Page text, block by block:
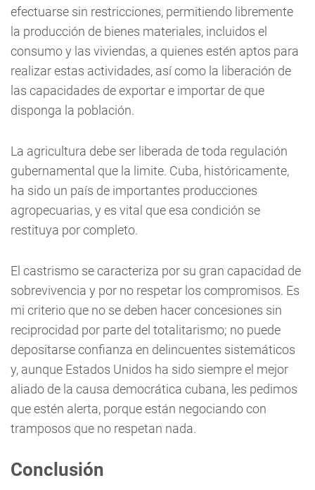
efectuarse sin restricciones, permitiendo libremente
la producción de bienes materiales, incluidos el
consumo y las viviendas, a quienes estén aptos para
realizar estas actividades, así como la liberación de
las capacidades de exportar e importar de que
disponga la población.
La agricultura debe ser liberada de toda regulación
gubernamental que la limite. Cuba, históricamente,
ha sido un país de importantes producciones
agropecuarias, y es vital que esa condición se
restituya por completo.
El castrismo se caracteriza por su gran capacidad de
sobrevivencia y por no respetar los compromisos. Es
mi criterio que no se deben hacer concesiones sin
reciprocidad por parte del totalitarismo; no puede
depositarse confianza en delincuentes sistemáticos
y, aunque Estados Unidos ha sido siempre el mejor
aliado de la causa democrática cubana, les pedimos
que estén alerta, porque están negociando con
tramposos que no respetan nada.
Conclusión